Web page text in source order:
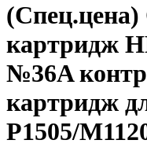
картридж
№36A
картридж
P1505/